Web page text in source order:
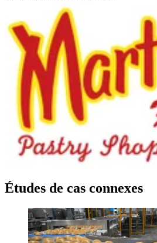
Études de cas connexes